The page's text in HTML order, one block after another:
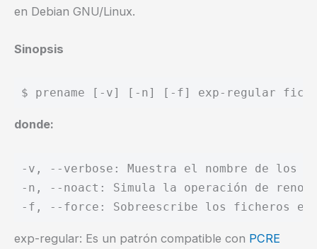
en Debian GNU/Linux.
Sinopsis
$ prename [-v] [-n] [-f] exp-regular
donde:
-v, --verbose: Muestra el nombre de los
-n, --noact: Simula la operación de
exp-regular: Es un patrón compatible con PCRE